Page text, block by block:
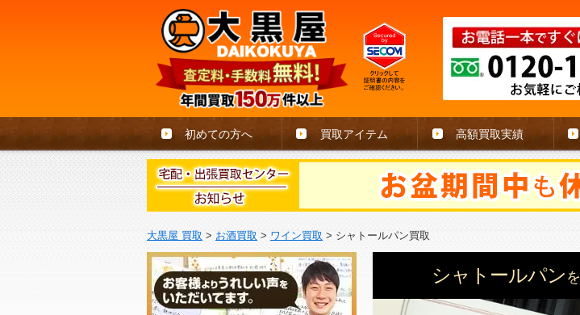
初めての方へ 買取アイテム 高額買取実績
大黒屋 買取 > お酒買取 > ワイン買取 > シャトールパン買取
シャトールパン を